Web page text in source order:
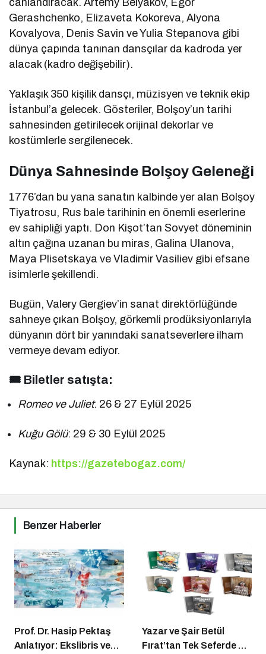
Gerashchenko, Elizaveta Kokoreva, Alyona
Kovalyova, Denis Savin ve Yulia Stepanova gibi
dünya çapında tanınan dansçılar da kadroda yer
alacak (kadro değişebilir).
Yaklaşık 350 kişilik dansçı, müzisyen ve teknik ekip
İstanbul’a gelecek. Gösteriler, Bolşoy’un tarihi
sahnesinden getirilecek orijinal dekorlar ve
kostümlerle sergilenecek.
Dünya Sahnesinde Bolşoy Geleneği
1776’dan bu yana sanatın kalbinde yer alan Bolşoy
Tiyatrosu, Rus bale tarihinin en önemli eserlerine
ev sahipliği yaptı. Don Kişot’tan Sovyet döneminin
altın çağına uzanan bu miras, Galina Ulanova,
Maya Plisetskaya ve Vladimir Vasiliev gibi efsane
isimlerle şekillendi.
Bugün, Valery Gergiev’in sanat direktörlüğünde
sahneye çıkan Bolşoy, görkemli prodüksiyonlarıyla
dünyanın dört bir yanındaki sanatseverlere ilham
vermeye devam ediyor.
🎟 Biletler satışta:
Romeo ve Juliet: 26 & 27 Eylül 2025
Kuğu Gölü: 29 & 30 Eylül 2025
Kaynak: https://gazetebogaz.com/
Benzer Haberler
Prof. Dr. Hasip Pektaş
Anlatıyor: Ekslibris ve
Yazar ve Şair Betül
Fırat’tan Tek Seferde 7